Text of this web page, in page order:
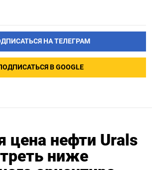
НА ТЕЛЕГРАМ
В GOOGLE
цена нефти Urals
ниже